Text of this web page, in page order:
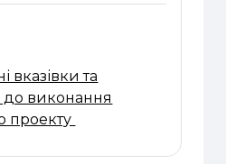
вказівки та
до виконання
проекту